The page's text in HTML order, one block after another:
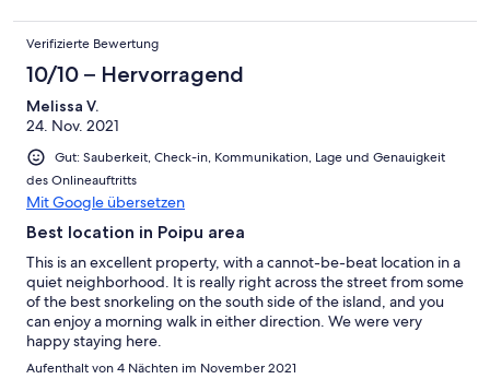
providing a high quality, super clean condo.
Verifizierte Bewertung
10/10 – Hervorragend
Melissa V.
24. Nov. 2021
Gut: Sauberkeit, Check-in, Kommunikation, Lage und Genauigkeit
des Onlineauftritts
Mit Google übersetzen
Best location in Poipu area
This is an excellent property, with a cannot-be-beat location in a
quiet neighborhood. It is really right across the street from some
of the best snorkeling on the south side of the island, and you
can enjoy a morning walk in either direction. We were very
happy staying here.
Aufenthalt von 4 Nächten im November 2021